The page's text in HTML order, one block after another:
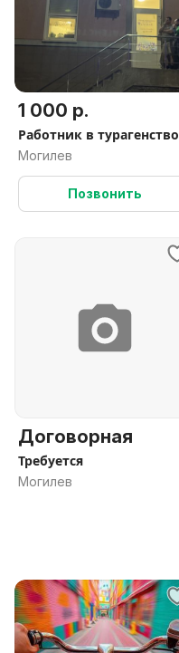
1 000 р.
Работник в турагенство
Могилев
Позвонить
Договорная
Требуется
Могилев